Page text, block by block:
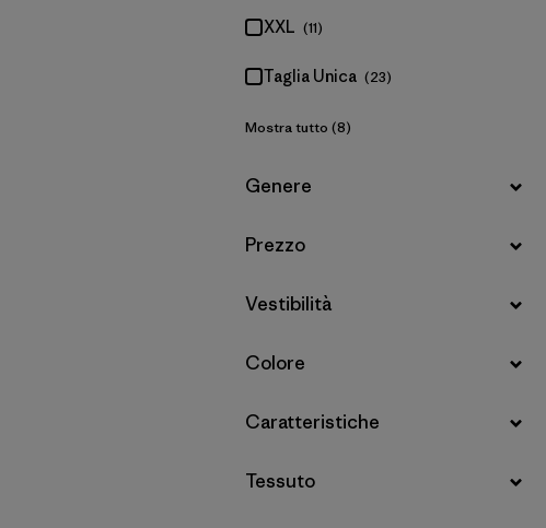
XXL (11)
Taglia Unica (23)
Mostra tutto (8)
Filtra per
Genere
Filtra per
Prezzo
Filtra per
Vestibilità
Filtra per
Colore
Filtra per
Caratteristiche
Filtra per
Tessuto